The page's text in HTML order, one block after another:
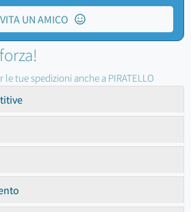
UN AMICO
tue spedizioni anche a PIRATELLO